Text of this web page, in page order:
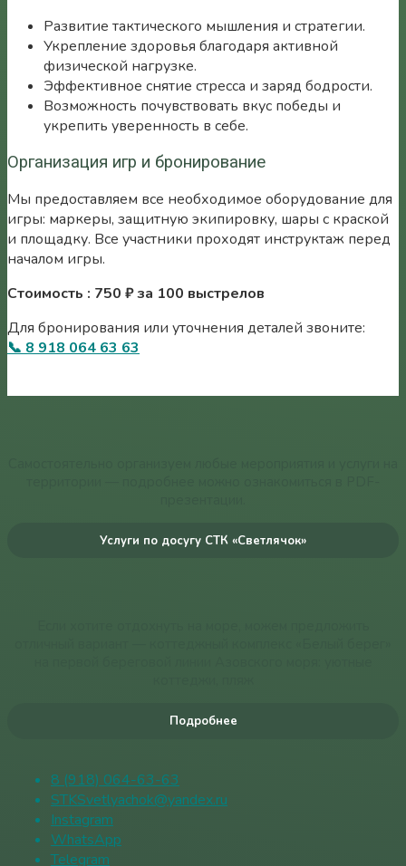
Развитие тактического мышления и стратегии.
Укрепление здоровья благодаря активной
физической нагрузке.
Эффективное снятие стресса и заряд бодрости.
Возможность почувствовать вкус победы и
укрепить уверенность в себе.
Организация игр и бронирование
Мы предоставляем все необходимое оборудование для
игры: маркеры, защитную экипировку, шары с краской
и площадку. Все участники проходят инструктаж перед
началом игры.
Стоимость : 750 ₽ за 100 выстрелов
Для бронирования или уточнения деталей звоните:
📞 8 918 064 63 63
Услуги по досугу СТК «Светлячок»
Подробнее
8 (918) 064-63-63
STKSvetlyachok@yandex.ru
Instagram
WhatsApp
Telegram